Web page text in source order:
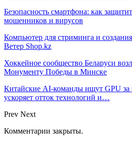
Безопасность смартфона: как
мошенников и вирусов
Компьютер для стриминга и
Ветер Shop.kz
Хоккейное сообщество Беларуси
Монументу Победы в Минске
Китайские AI-команды ищут GPU
ускоряет отток технологий и…
Prev Next
Комментарии закрыты.